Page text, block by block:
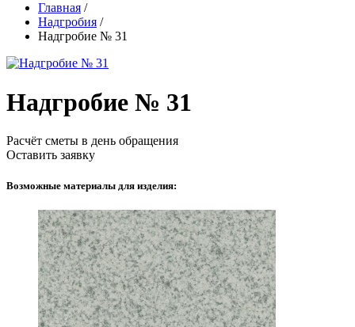
Главная /
Надгробия /
Надгробие № 31
Надгробие № 31
Расчёт сметы в день обращения
Оставить заявку
Возможные материалы для изделия: